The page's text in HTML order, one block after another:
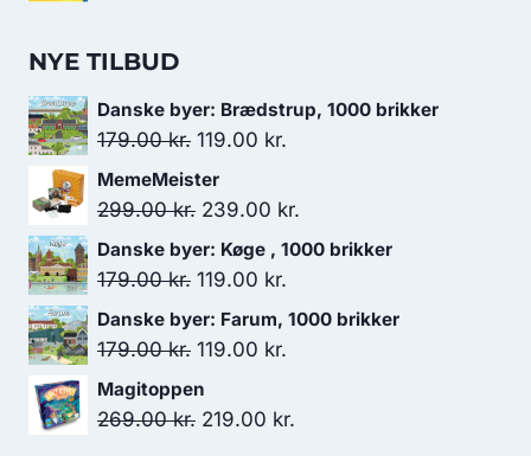
NYE TILBUD
Danske byer: Brædstrup, 1000 brikker
179.00kr. Den
oprindelige
pris
179.00 kr..
119.00 kr.
pris
MemeMeister
299.00kr. Den
oprindelige
pris
299.00 kr..
239.00 kr.
aktuelle
Danske byer: Køge , 1000 brikker
179.00kr. Den
oprindelige
pris
179.00 kr..
119.00 kr.
aktuelle
Danske byer: Farum, 1000 brikker
179.00kr. Den
oprindelige
pris
119.00 kr.
pris
Magitoppen
269.00kr. Den
219.00 kr.